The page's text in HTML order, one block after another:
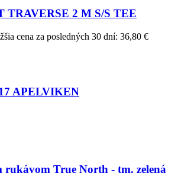
TRAVERSE 2 M S/S TEE
cena za posledných 30 dní: 36,80 €
APELVIKEN
True North - tm. zelená